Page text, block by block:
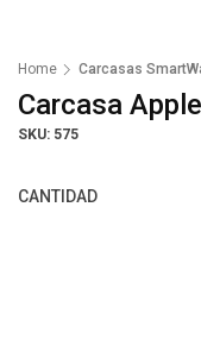
Home Carcasas
Carcasa
SKU: 575
CANTIDAD